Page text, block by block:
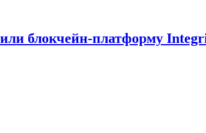
блокчейн-платформу